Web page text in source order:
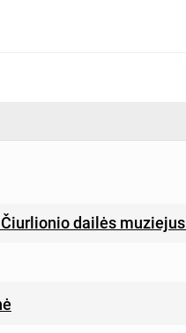
dailės muziejus